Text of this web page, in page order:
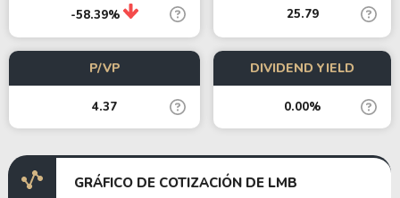
-58.39% 25.79
P/VP
4.37
DIVIDEND YIELD
0.00%
GRÁFICO DE COTIZACIÓN DE LMB